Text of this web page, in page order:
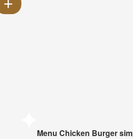
Menu Chicken Burger